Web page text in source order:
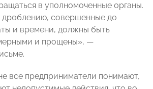
в уполномоченные органы.
дроблению, совершенные до
и времени, должны быть
и прощены», —
все предприниматели понимают,